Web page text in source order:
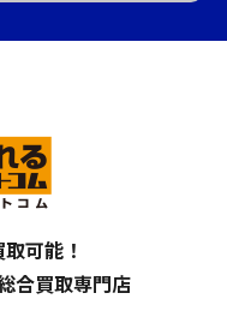
可能！
合買取専門店